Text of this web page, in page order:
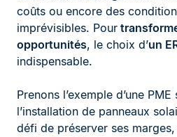
coûts ou encore des
imprévisibles. Pour
opportunités, le choix d’un
indispensable.
Prenons l’exemple d’une
l’installation de panneaux
défi de préserver ses